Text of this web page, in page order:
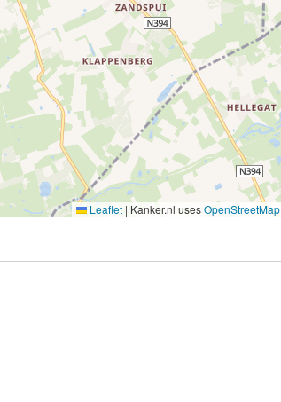
Leaflet | Kanker.nl usesOpenStreetMap